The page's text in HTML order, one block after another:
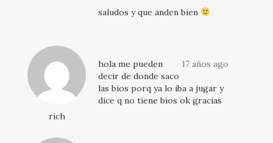
saludos y que anden bien
rich
17 años ago
hola me pueden
decir de donde saco
las bios porq ya lo iba a jugar y
dice q no tiene bios ok gracias